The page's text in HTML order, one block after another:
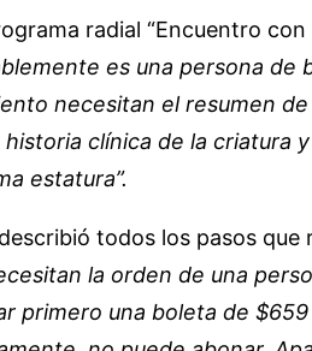
radial “Encuentro
es una persona
necesitan el resumen
clínica de la criatura
estatura”.
todos los pasos que
la orden de una
primero una boleta de